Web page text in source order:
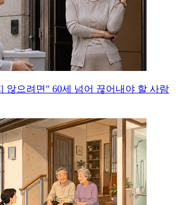
않으려면" 60세 넘어 끊어내야 할 사람